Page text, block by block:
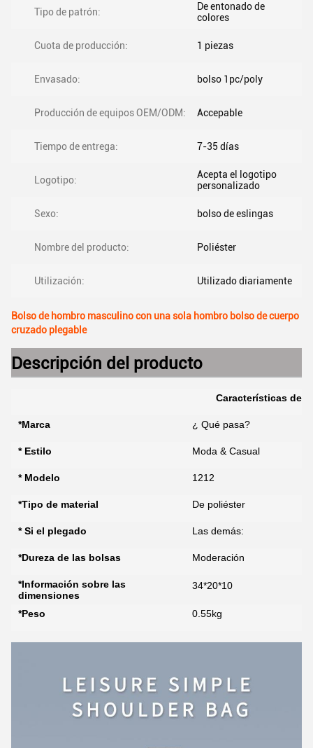
Tipo de patrón:
De entonado de
colores
Cuota de producción: 1 piezas
Envasado: bolso 1pc/poly
Producción de equipos OEM/ODM: Accepable
Tiempo de entrega: 7-35 días
Logotipo:
Acepta el logotipo
personalizado
Sexo: bolso de eslingas
Nombre del producto: Poliéster
Utilización: Utilizado diariamente
Bolso de hombro masculino con una sola hombro bolso de cuerpo
cruzado plegable
Descripción del producto
Características del
*Marca ¿ Qué pasa?
* Estilo Moda & Casual
* Modelo 1212
*Tipo de material De poliéster
* Si el plegado Las demás:
*Dureza de las bolsas Moderación
*Información sobre las
dimensiones
34*20*10
*Peso 0.55kg